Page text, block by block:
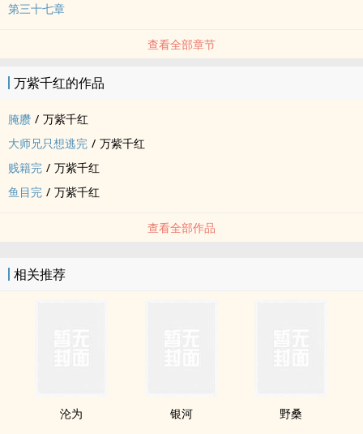
第三十七章
查看全部章节
万紫千红的作品
腌臜 / 万紫千红
大师兄只想逃完 / 万紫千红
贱籍完 / 万紫千红
鱼目完 / 万紫千红
查看全部作品
相关推荐
沦为 银河 野桑